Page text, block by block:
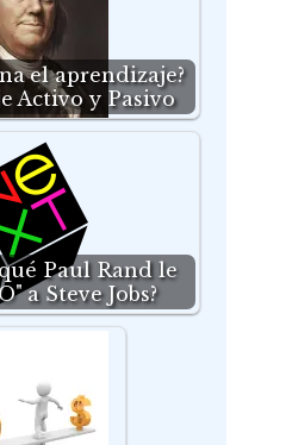
el aprendizaje?
Activo y Pasivo
Paul Rand le
a Steve Jobs?